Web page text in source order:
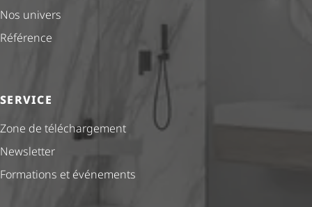
Nos univers
Référence
SERVICE
Zone de téléchargement
Newsletter
Formations et événements